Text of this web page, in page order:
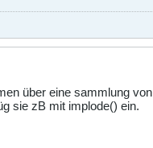
über eine sammlung von
sie zB mit implode() ein.